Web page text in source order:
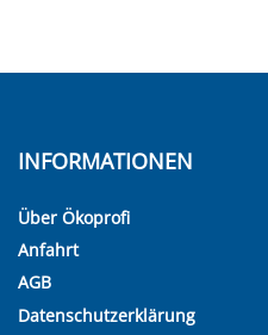
INFORMATIONEN
Über Ökoprofi
Anfahrt
AGB
Datenschutzerklärung